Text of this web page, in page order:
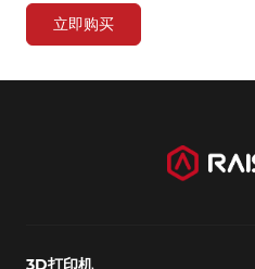
立即购买
3D打印机